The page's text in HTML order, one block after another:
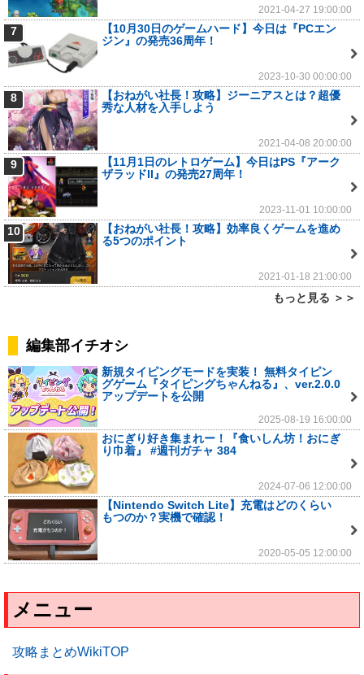
2021-04-27 19:00:00
7
【10月30日のゲームハード】今日は『PCエン
ジン』の発売36周年！
2023-10-30 00:00:00
8
【おねがい社長！攻略】ジーニアスとは？超優
秀な人材を入手しよう
2021-04-08 20:00:00
9
【11月1日のレトロゲーム】今日はPS『アーク
ザラッドII』の発売27周年！
2023-11-01 10:00:00
10
【おねがい社長！攻略】効率良くゲームを進め
る5つのポイント
2021-01-18 21:00:00
もっと見る ＞＞
編集部イチオシ
新規タイピングモードを実装！ 無料タイピン
グゲーム『タイピングちゃんねる』、ver.2.0.0
アップデートを公開
2025-08-19 16:00:00
おにぎり好き集まれー！『食いしん坊！おにぎ
り巾着』 #週刊ガチャ 384
2024-07-06 12:00:00
【Nintendo Switch Lite】充電はどのくらい
もつのか？実機で確認！
2020-05-05 12:00:00
メニュー
攻略まとめWikiTOP